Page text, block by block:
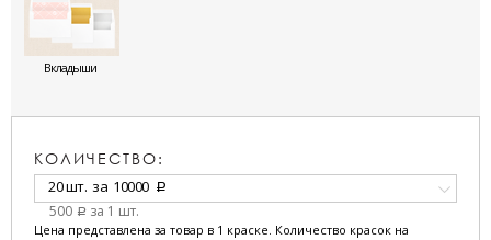
Вкладыши
КОЛИЧЕСТВО:
20 шт. за 10000 a
500 a за 1 шт.
Цена представлена за товар в 1 краске. Количество красок на